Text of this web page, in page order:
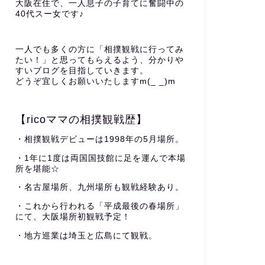
大阪在住で、一人息子の子育てに奮闘中の
40代スー女です♪
一人でも多くの方に「相撲観戦に行ってみ
たい！」と思ってもらえるよう、分かりや
すいブログを目指していきます。
どうぞ宜しくお願いいたしますm(_ _)m
【ricoママの相撲観戦歴】
・相撲観戦デビューは1998年の5月場所。
・1年に1度は両国国技館に足を運んで本場
所を堪能☆
・名古屋場所、九州場所も観戦経験あり。
・これから行われる「平成最後の春場所」
にて、大阪場所初観戦予定！
・地方巡業は埼玉と広島にて観戦。